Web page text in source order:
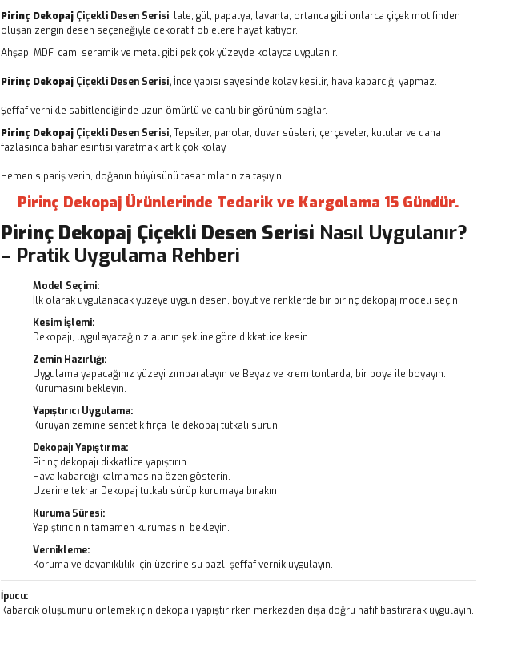
Pirinç Dekopaj Çiçekli Desen Serisi, lale, gül, papatya, lavanta, ortanca gibi onlarca çiçek motifinden
oluşan zengin desen seçeneğiyle dekoratif objelere hayat katıyor.
Ahşap, MDF, cam, seramik ve metal gibi pek çok yüzeyde kolayca uygulanır.
Pirinç Dekopaj Çiçekli Desen Serisi, İnce yapısı sayesinde kolay kesilir, hava kabarcığı yapmaz.
Şeffaf vernikle sabitlendiğinde uzun ömürlü ve canlı bir görünüm sağlar.
Pirinç Dekopaj Çiçekli Desen Serisi,Tepsiler, panolar, duvar süsleri, çerçeveler, kutular ve daha
fazlasında bahar esintisi yaratmak artık çok kolay.
Hemen sipariş verin, doğanın büyüsünü tasarımlarınıza taşıyın!
Pirinç Dekopaj Ürünlerinde Tedarik ve Kargolama 15 Gündür.
Pirinç Dekopaj Çiçekli Desen Serisi Nasıl Uygulanır?
– Pratik Uygulama Rehberi
Model Seçimi:
İlk olarak uygulanacak yüzeye uygun desen, boyut ve renklerde bir pirinç dekopaj modeli seçin.
Kesim İşlemi:
Dekopajı, uygulayacağınız alanın şekline göre dikkatlice kesin.
Zemin Hazırlığı:
Uygulama yapacağınız yüzeyi zımparalayın ve Beyaz ve krem tonlarda, bir boya ile boyayın.
Kurumasını bekleyin.
Yapıştırıcı Uygulama:
Kuruyan zemine sentetik fırça ile dekopaj tutkalı sürün.
Dekopajı Yapıştırma:
Pirinç dekopajı dikkatlice yapıştırın.
Hava kabarcığı kalmamasına özen gösterin.
Üzerine tekrar Dekopaj tutkalı sürüp kurumaya bırakın
Kuruma Süresi:
Yapıştırıcının tamamen kurumasını bekleyin.
Vernikleme:
Koruma ve dayanıklılık için üzerine su bazlı şeffaf vernik uygulayın.
İpucu:
Kabarcık oluşumunu önlemek için dekopajı yapıştırırken merkezden dışa doğru hafif bastırarak uygulayın.